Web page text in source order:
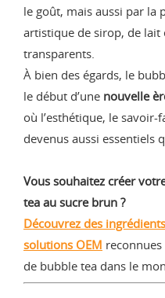
le goût, mais aussi par la
artistique de sirop, de lait
transparents.
À bien des égards, le
le début d’une nouvelle
où l’esthétique, le
devenus aussi essentiels
Vous souhaitez créer
tea au sucre brun ?
Découvrez des
solutions OEM
de bubble tea dans le